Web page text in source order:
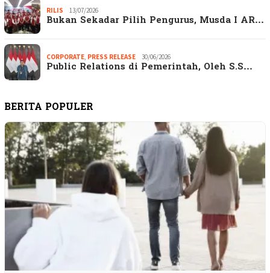
RILIS 13/07/2026
Bukan Sekadar Pilih Pengurus, Musda I AR…
CORPORATE PRESS RELEASE 30/06/2026
Public Relations di Pemerintah, Oleh S.S…
BERITA POPULER